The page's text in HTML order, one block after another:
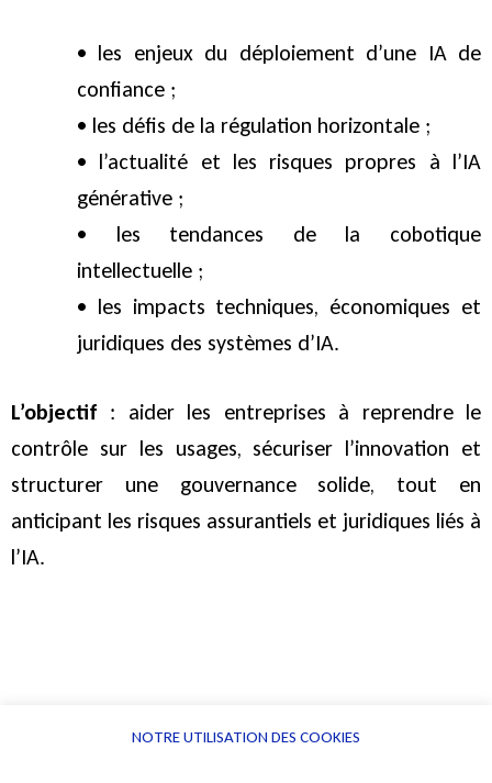
• les enjeux du déploiement d’une IA de
confiance ;
• les défis de la régulation horizontale ;
• l’actualité et les risques propres à l’IA
générative ;
• les tendances de la cobotique
intellectuelle ;
• les impacts techniques, économiques et
juridiques des systèmes d’IA.
L’objectif : aider les entreprises à reprendre le
contrôle sur les usages, sécuriser l’innovation et
structurer une gouvernance solide, tout en
anticipant les risques assurantiels et juridiques liés à
l’IA.
Si cette thématique vous intéresse, vous pouvez
NOTRE UTILISATION DES COOKIES